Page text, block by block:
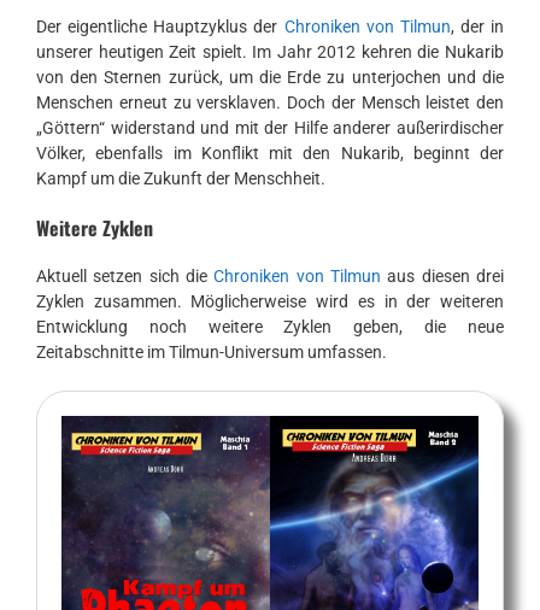
Der eigentliche Hauptzyklus der Chroniken von Tilmun, der in
unserer heutigen Zeit spielt. Im Jahr 2012 kehren die Nukarib
von den Sternen zurück, um die Erde zu unterjochen und die
Menschen erneut zu versklaven. Doch der Mensch leistet den
„Göttern“ widerstand und mit der Hilfe anderer außerirdischer
Völker, ebenfalls im Konflikt mit den Nukarib, beginnt der
Kampf um die Zukunft der Menschheit.
Weitere Zyklen
Aktuell setzen sich dieChroniken von Tilmun aus diesen drei
Zyklen zusammen. Möglicherweise wird es in der weiteren
Entwicklung noch weitere Zyklen geben, die neue
Zeitabschnitte im Tilmun-Universum umfassen.